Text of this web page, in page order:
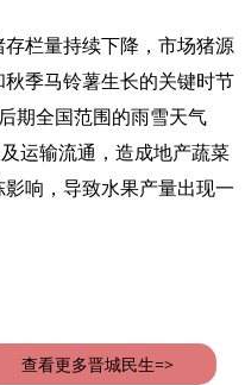
栏量持续下降，市场猪源
季马铃薯生长的关键时节
期全国范围的雨雪天气
运输流通，造成地产蔬菜
响，导致水果产量出现一
查看更多晋城民生=>